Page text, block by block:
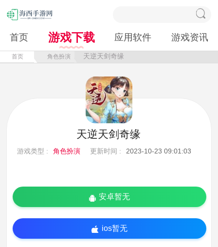
首页 游戏下载 应用软件 游戏资讯
首页 角色扮演 天逆天剑奇缘
天逆天剑奇缘
游戏类型 : 角色扮演 更新时间 : 2023-10-23 09:01:03
安卓暂无
ios暂无